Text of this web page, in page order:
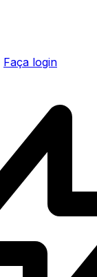
Faça login